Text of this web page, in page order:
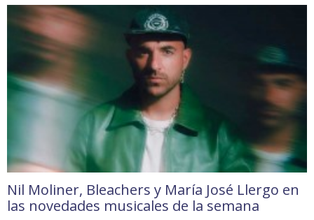
Nil Moliner, Bleachers y María José Llergo en
las novedades musicales de la semana